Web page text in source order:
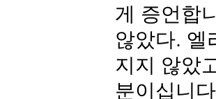
게 증언합
않았다. 엘
지지 않았
분이십니